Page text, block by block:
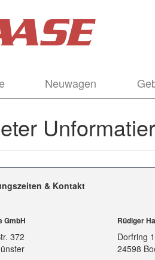
Neuwagen
& Kontakt
GmbH
372
Rüdiger
Dorfring
24598